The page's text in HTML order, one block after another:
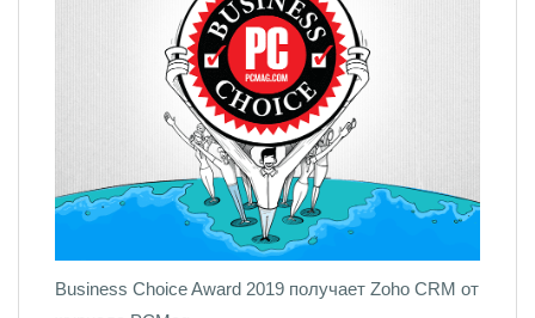
Business Choice Award 2019 получает Zoho CRM от